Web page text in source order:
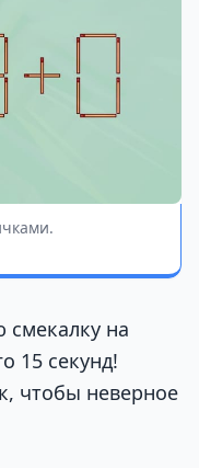
смекалку на
15 секунд!
чтобы неверное